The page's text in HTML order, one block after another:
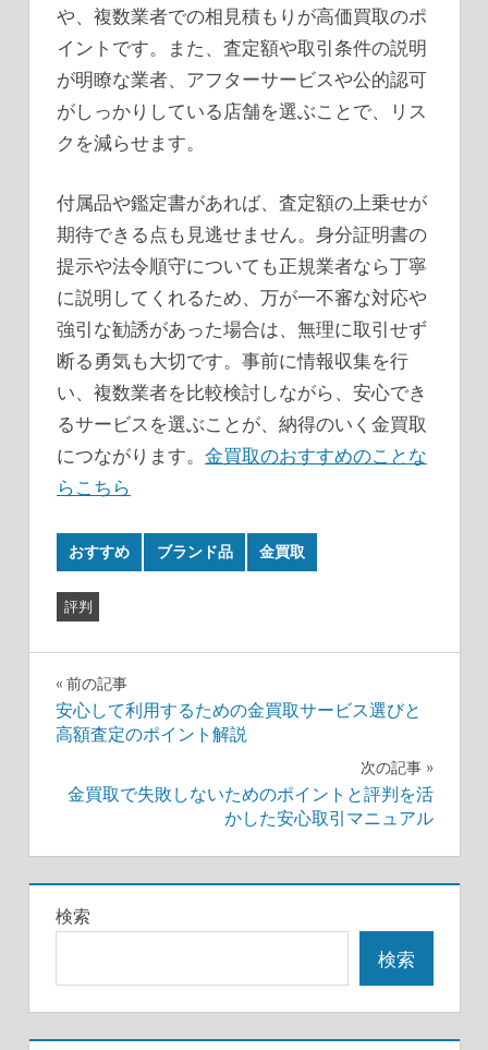
や、複数業者での相見積もりが高価買取のポ
イントです。また、査定額や取引条件の説明
が明瞭な業者、アフターサービスや公的認可
がしっかりしている店舗を選ぶことで、リス
クを減らせます。
付属品や鑑定書があれば、査定額の上乗せが
期待できる点も見逃せません。身分証明書の
提示や法令順守についても正規業者なら丁寧
に説明してくれるため、万が一不審な対応や
強引な勧誘があった場合は、無理に取引せず
断る勇気も大切です。事前に情報収集を行
い、複数業者を比較検討しながら、安心でき
るサービスを選ぶことが、納得のいく金買取
につながります。 金買取のおすすめのことな
らこちら
おすすめ ブランド品 金買取
評判
投
稿
ゲ
ー
シ
ョ
ン
前の記事
安心して利用するための金買取サービス選びと
高額査定のポイント解説
次の記事
金買取で失敗しないためのポイントと評判を活
かした安心取引マニュアル
検索
検索